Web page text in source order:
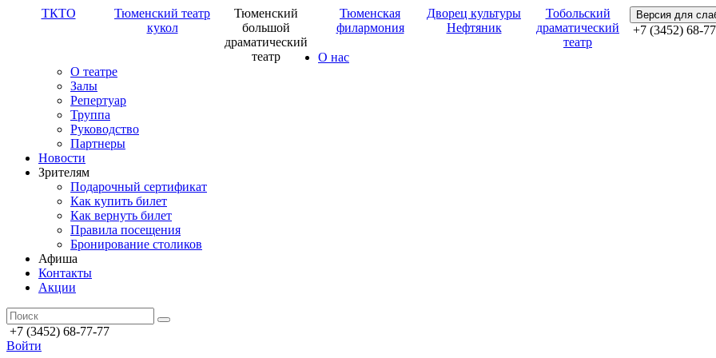
ТКТО
Тюменский театр
кукол
Тюменский
большой
драматический
театр
Тюменская
филармония
Дворец культуры
Нефтяник
Тобольский
драматический
театр
Версия для
+7 (3452) 68-
О нас
О театре
Залы
Репертуар
Труппа
Руководство
Партнеры
Новости
Зрителям
Подарочный сертификат
Как купить билет
Как вернуть билет
Правила посещения
Бронирование столиков
Афиша
Контакты
Акции
+7 (3452) 68-77-77
Войти